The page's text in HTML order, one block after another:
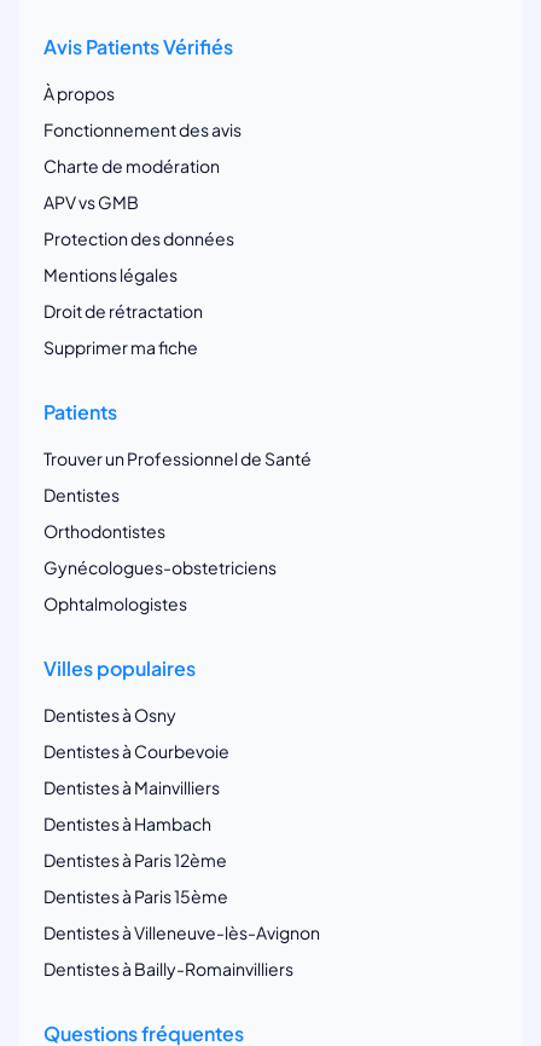
Avis Patients Vérifiés
À propos
Fonctionnement des avis
Charte de modération
APV vs GMB
Protection des données
Mentions légales
Droit de rétractation
Supprimer ma fiche
Patients
Trouver un Professionnel de Santé
Dentistes
Orthodontistes
Gynécologues-obstetriciens
Ophtalmologistes
Villes populaires
Dentistes à Osny
Dentistes à Courbevoie
Dentistes à Mainvilliers
Dentistes à Hambach
Dentistes à Paris 12ème
Dentistes à Paris 15ème
Dentistes à Villeneuve-lès-Avignon
Dentistes à Bailly-Romainvilliers
Questions fréquentes